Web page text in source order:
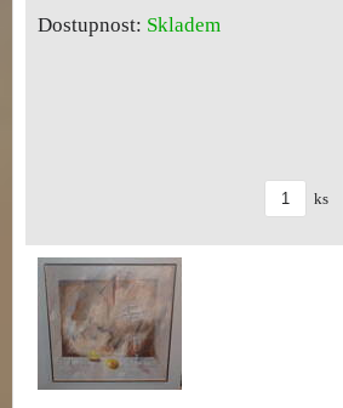
Dostupnost: Skladem
ks